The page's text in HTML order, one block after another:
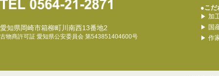
愛知県岡崎市箱柳町川南西13番地2
古物商許可証 愛知県公安委員会 第543851404600号
●こだ
▶ 加
▶ 国
▶ 作